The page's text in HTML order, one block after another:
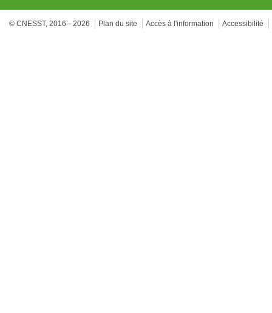
© CNESST, 2016 – 2026 Plan du site Accès à l'information Accessibilité